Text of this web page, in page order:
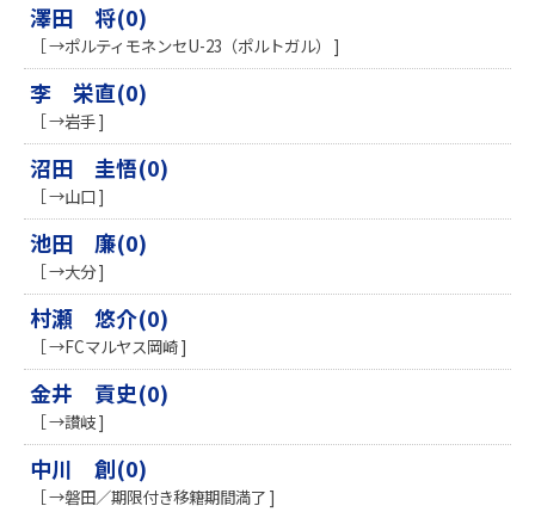
澤田 将(0)
［ →ポルティモネンセU-23（ポルトガル） ]
李 栄直(0)
［ →岩手 ]
沼田 圭悟(0)
［ →山口 ]
池田 廉(0)
［ →大分 ]
村瀬 悠介(0)
［ →FCマルヤス岡崎 ]
金井 貢史(0)
［ →讃岐 ]
中川 創(0)
［ →磐田／期限付き移籍期間満了 ]